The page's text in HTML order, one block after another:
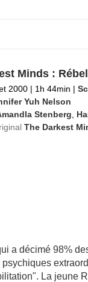
Minds :
2000 | 1h 44min |
Yuh Nelson
Stenberg
The Darkest
a décimé 98%
La jeune